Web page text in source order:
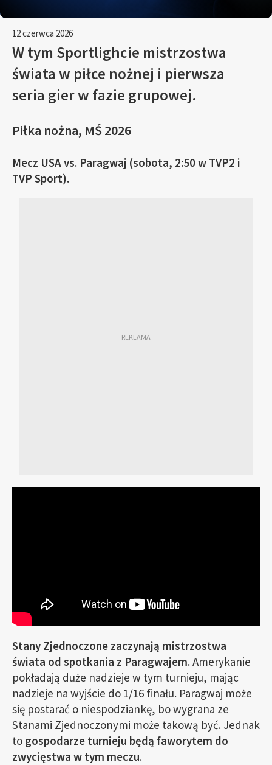
12 czerwca 2026
W tym Sportlighcie mistrzostwa
świata w piłce nożnej i pierwsza
seria gier w fazie grupowej.
Piłka nożna, MŚ 2026
Mecz USA vs. Paragwaj (sobota, 2:50 w TVP2 i
TVP Sport).
Stany Zjednoczone zaczynają mistrzostwa
świata od spotkania z Paragwajem.Amerykanie
pokładają duże nadzieje w tym turnieju, mając
nadzieje na wyjście do 1/16 finału. Paragwaj może
się postarać o niespodziankę, bo wygrana ze
Stanami Zjednoczonymi może takową być. Jednak
to gospodarze turnieju będą faworytem do
zwycięstwa w tym meczu.